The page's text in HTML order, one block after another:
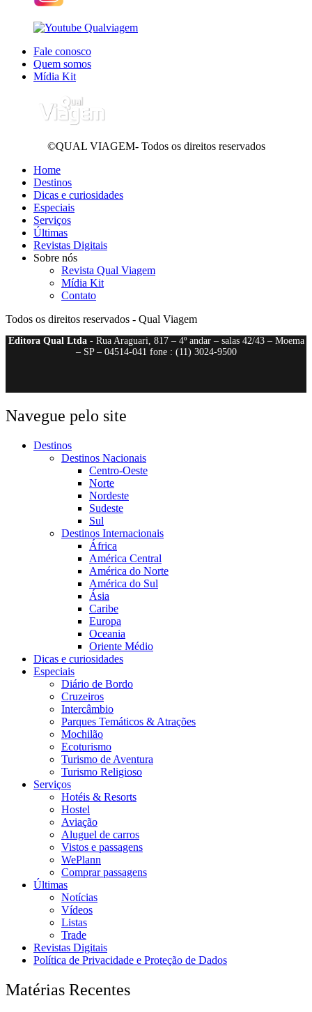
Fale conosco
Quem somos
Mídia Kit
©QUAL VIAGEM- Todos os direitos reservados
Home
Destinos
Dicas e curiosidades
Especiais
Serviços
Últimas
Revistas Digitais
Sobre nós
Revista Qual Viagem
Mídia Kit
Contato
Todos os direitos reservados - Qual Viagem
Editora Qual Ltda- Rua Araguari, 817 – 4º andar – salas 42/43 – Moema
– SP – 04514-041 fone : (11) 3024-9500
Navegue pelo site
Destinos
Destinos Nacionais
Centro-Oeste
Norte
Nordeste
Sudeste
Sul
Destinos Internacionais
África
América Central
América do Norte
América do Sul
Ásia
Caribe
Europa
Oceania
Oriente Médio
Dicas e curiosidades
Especiais
Diário de Bordo
Cruzeiros
Intercâmbio
Parques Temáticos & Atrações
Mochilão
Ecoturismo
Turismo de Aventura
Turismo Religioso
Serviços
Hotéis & Resorts
Hostel
Aviação
Aluguel de carros
Vistos e passagens
WePlann
Comprar passagens
Últimas
Notícias
Vídeos
Listas
Trade
Revistas Digitais
Política de Privacidade e Proteção de Dados
Matérias Recentes